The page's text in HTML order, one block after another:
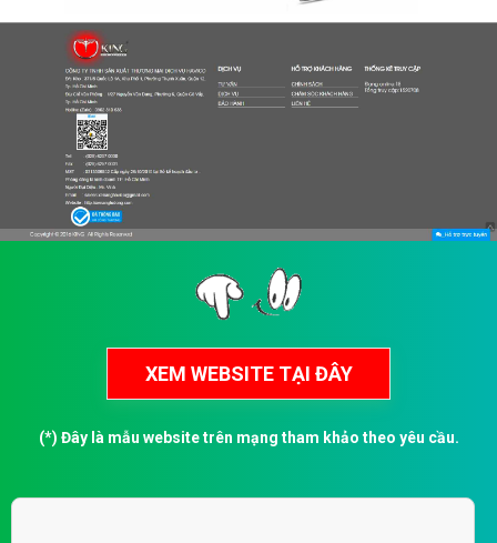
(*) Đây là mẫu website trên mạng tham khảo theo yêu cầu.